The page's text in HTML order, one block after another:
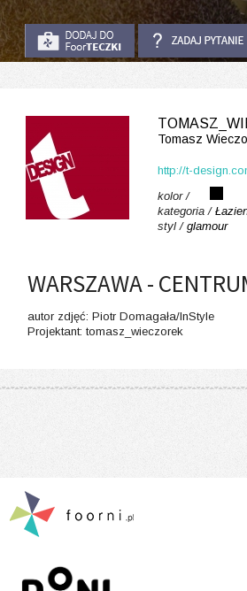
Tomasz
http://t-
kolor /
kategoria /
styl / glamour
WARSZAWA -
autor zdjęć: Piotr Domagała/InStyle
Projektant: tomasz_wieczorek